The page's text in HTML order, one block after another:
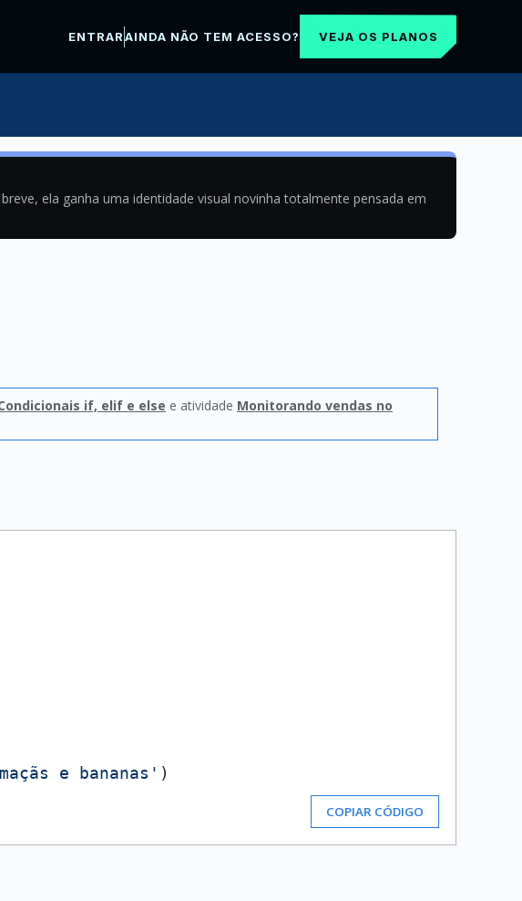
ENTRARAINDA NÃO TEM ACESSO? VEJA OS PLANOS
ela ganha uma identidade visual novinha totalmente pensada em
if, elif e else e atividade Monitorando vendas no
e bananas'
COPIAR CÓDIGO